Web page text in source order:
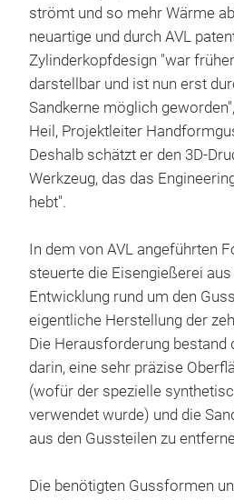
strömt und so mehr Wärme
neuartige und durch AVL
Zylinderkopfdesign "war
darstellbar und ist nun erst
Sandkerne möglich
Heil, Projektleiter
Deshalb schätzt er den 3D-
Werkzeug, das das
hebt".
In dem von AVL angeführten
steuerte die Eisengießerei
Entwicklung rund um den
eigentliche Herstellung der
Die Herausforderung bestand
darin, eine sehr präzise
(wofür der spezielle
verwendet wurde) und die
aus den Gussteilen zu
Die benötigten Gussformen